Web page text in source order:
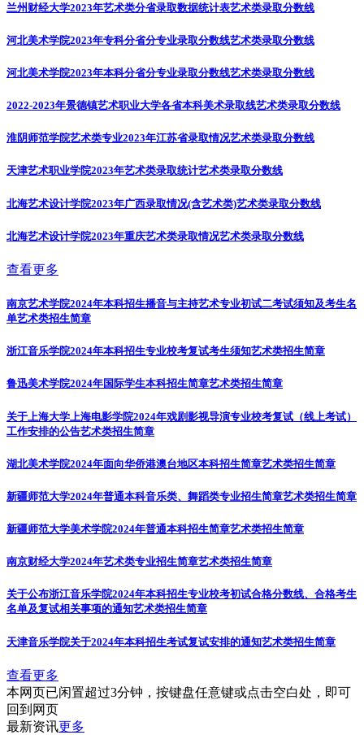
兰州财经大学2023年艺术类分省录取数据统计表艺术类录取分数线
河北美术学院2023年专科分省分专业录取分数线艺术类录取分数线
河北美术学院2023年本科分省分专业录取分数线艺术类录取分数线
2022-2023年景德镇艺术职业大学各省本科美术录取线艺术类录取分数线
淮阴师范学院艺术类专业2023年江苏省录取情况艺术类录取分数线
天津艺术职业学院2023年艺术类录取统计艺术类录取分数线
北海艺术设计学院2023年广西录取情况(含艺术类)艺术类录取分数线
北海艺术设计学院2023年重庆艺术类录取情况艺术类录取分数线
查看更多
南京艺术学院2024年本科招生播音与主持艺术专业初试二考试须知及考生名
单艺术类招生简章
浙江音乐学院2024年本科招生专业校考复试考生须知艺术类招生简章
鲁迅美术学院2024年国际学生本科招生简章艺术类招生简章
关于上海大学上海电影学院2024年戏剧影视导演专业校考复试（线上考试）
工作安排的公告艺术类招生简章
湖北美术学院2024年面向华侨港澳台地区本科招生简章艺术类招生简章
新疆师范大学2024年普通本科音乐类、舞蹈类专业招生简章艺术类招生简章
新疆师范大学美术学院2024年普通本科招生简章艺术类招生简章
南京财经大学2024年艺术类专业招生简章艺术类招生简章
关于公布浙江音乐学院2024年本科招生专业校考初试合格分数线、合格考生
名单及复试相关事项的通知艺术类招生简章
天津音乐学院关于2024年本科招生考试复试安排的通知艺术类招生简章
查看更多
本网页已闲置超过3分钟，按键盘任意键或点击空白处，即可
回到网页
最新资讯更多